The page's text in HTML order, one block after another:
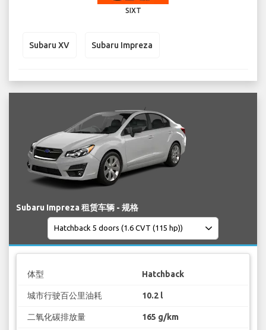
SIXT
Subaru XV Subaru Impreza
Subaru Impreza 租赁车辆 - 规格
体型 Hatchback
城市行驶百公里油耗 10.2 l
二氧化碳排放量 165 g/km